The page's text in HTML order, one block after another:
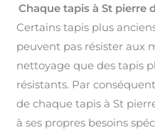
Chaque tapis à St pierre
Certains tapis plus
peuvent pas résister aux
nettoyage que des tapis
résistants. Par
de chaque tapis à St
à ses propres besoins